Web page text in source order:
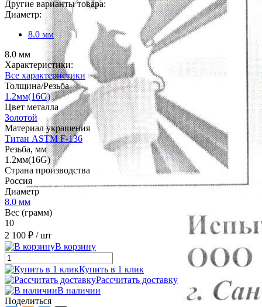
Другие варианты товара:
Диаметр:
8.0 мм
8.0 мм
Характеристики:
Все характеристики
Толщина/Резьба
1.2мм(16G)
Цвет металла
Золотой
Материал украшения
Титан ASTM F-136
Резьба, мм
1.2мм(16G)
Страна производства
Россия
Диаметр
8.0 мм
Вес (грамм)
10
2 100 ₽ / шт
В корзину
Купить в 1 клик
Рассчитать доставку
В наличии
Поделиться